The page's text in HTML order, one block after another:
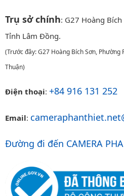
Trụ sở chính: G27 Hoàng
Tỉnh Lâm Đồng.
(Trước đây: G27 Hoàng Bích Sơn, Phường
Thuận)
Điện thoại: +84 916 131 252
Email:
Đường đi đến CAMERA